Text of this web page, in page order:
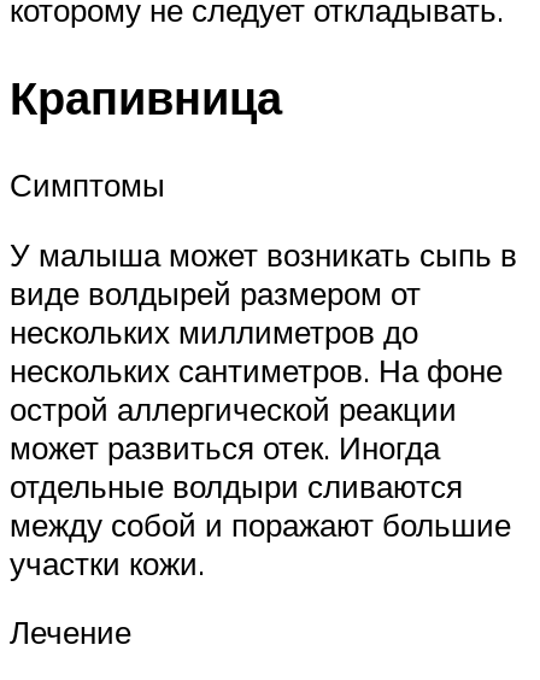
которому не следует откладывать.
Крапивница
Симптомы
У малыша может возникать сыпь в
виде волдырей размером от
нескольких миллиметров до
нескольких сантиметров. На фоне
острой аллергической реакции
может развиться отек. Иногда
отдельные волдыри сливаются
между собой и поражают большие
участки кожи.
Лечение